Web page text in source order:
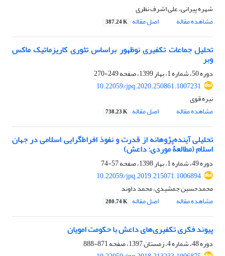
شهره پیرانی، علی اشرف نظری
مشاهده مقاله
اصل مقاله 387.24 K
تحلیل جماعات تکفیری نوظهور براساس تئوری کاریزماتیک ماکس
وبر
دوره 50، شماره 1، بهار 1399، صفحه
249-270
10.22059/jpq.2020.250861.1007231
نیره قوی
مشاهده مقاله
اصل مقاله 738.23 K
تحلیلی آینده‌پژوهانه از قدرت و نفوذ افراط‌گرایی اسلامی در جهان
اسلام (مطالعۀ موردی: داعش)
دوره 49، شماره 1، بهار 1398، صفحه
57-74
10.22059/jpq.2019.215071.1006894
محمدحسین جمشیدی، محمد داوند
مشاهده مقاله
اصل مقاله 280.74 K
پیوند فکری تکفیری‌های داعش با حکومت امویان
دوره 48، شماره 4، زمستان 1397، صفحه
871-888